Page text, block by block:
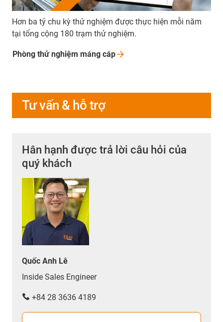
Hơn ba tỷ chu kỳ thử nghiệm được thực hiện mỗi năm
tại tổng cộng 180 trạm thử nghiệm.
Phòng thử nghiệm máng cáp
Tư vấn & hỗ trợ
Hân hạnh được trả lời câu hỏi của
quý khách
Quốc Anh Lê
Inside Sales Engineer
+84 28 3636 4189